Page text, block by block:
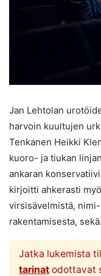
Jan Lehtolan
harvoin kuultujen
Tenkanen Heikki
kuoro- ja tiukan
ankaran
kirjoitti ahkerasti
virsisävelmistä,
rakentamisesta,
Jatka lukemista
tarinatodottavat